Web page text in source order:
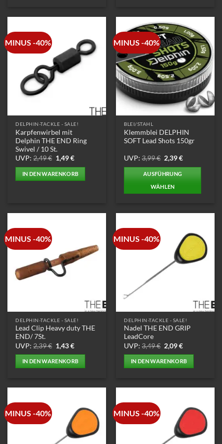
MINUS -40%
DELPHIN-TACKLE - SALE!
Karpfenwirbel mit
Delphin THE END Ring
Swivel / 10 St.
UVP: 2,49€ Ursprünglicher
Preis
war:
2,49 €
1,49€Aktueller
ist:
1,49 €.
IN DEN WARENKORB
MINUS -40%
BLEI/STAHL
Klemmblei DELPHIN
SOFT Lead Shots 150gr
UVP: 3,99€ Ursprünglicher
Preis
war:
3,99 €
2,39€Aktueller
AUSFÜHRUNG
WÄHLEN
mehrere
Varianten
auf.
können
auf
Produktseite
gewählt
werden
MINUS -40%
DELPHIN-TACKLE - SALE!
Lead Clip Heavy duty THE
END/ 7St.
UVP: 2,39€ Ursprünglicher
Preis
war:
2,39 €
1,43€Aktueller
ist:
1,43 €.
IN DEN WARENKORB
MINUS -40%
DELPHIN-TACKLE - SALE!
Nadel THE END GRIP
LeadCore
UVP: 3,49€ Ursprünglicher
Preis
war:
3,49 €
2,09€Aktueller
ist:
2,09 €.
IN DEN WARENKORB
MINUS -40% MINUS -40%